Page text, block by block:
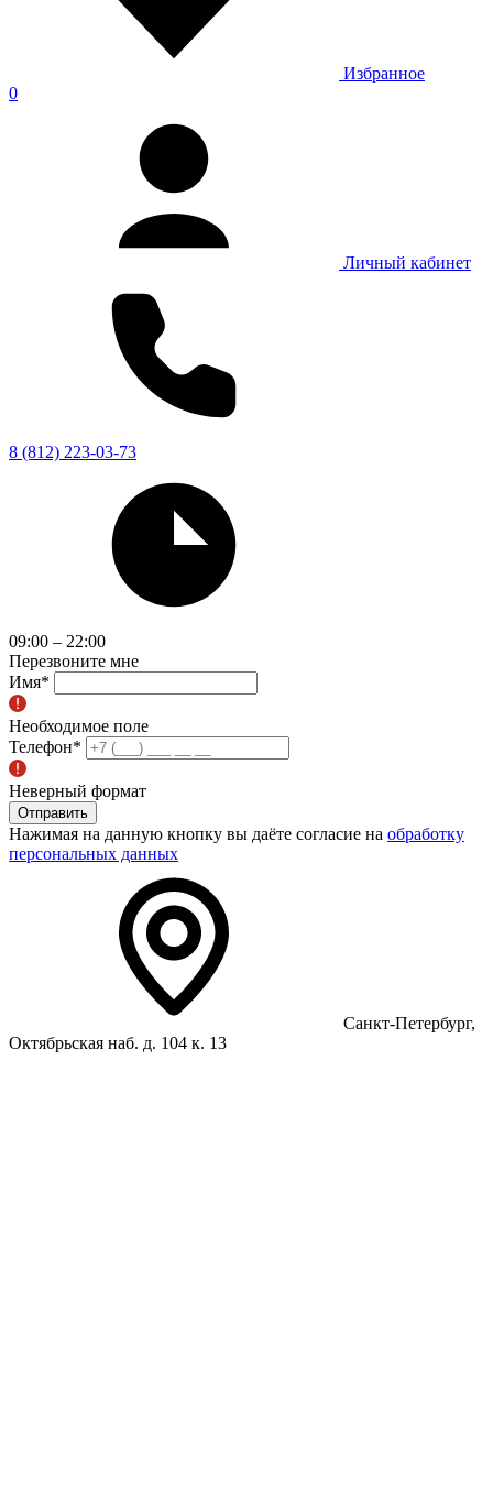
Избранное
0
Личный кабинет
8 (812) 223-03-73
09:00 – 22:00
Перезвоните мне
Имя*
Необходимое поле
Телефон*
Неверный формат
Отправить
Нажимая на данную кнопку вы даёте согласие на обработку
персональных данных
Санкт-Петербург,
Октябрьская наб. д. 104 к. 13